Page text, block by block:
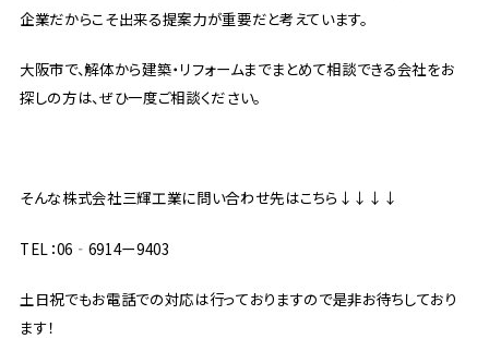
企業だからこそ出来る提案力が重要だと考えています。
大阪市で、解体から建築・リフォームまでまとめて相談できる会社をお
探しの方は、ぜひ一度ご相談ください。
そんな株式会社三輝工業に問い合わせ先はこちら↓↓↓↓
TEL：06‐6914ー9403
土日祝でもお電話での対応は行っておりますので是非お待ちしており
ます！